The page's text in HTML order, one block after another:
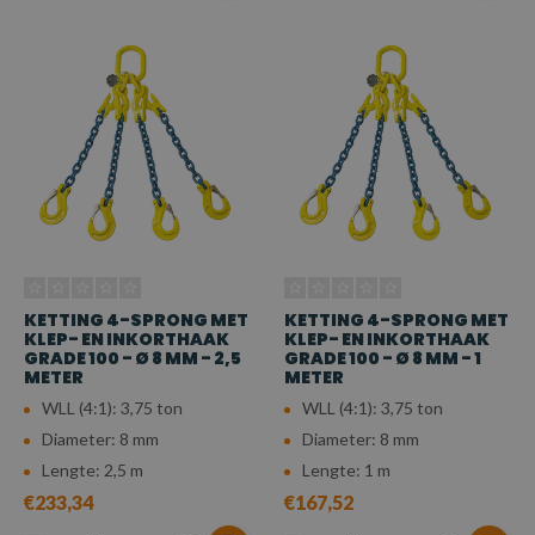
KETTING 4-SPRONG MET
KLEP- EN INKORTHAAK
GRADE 100 - Ø 8 MM - 2,5
METER
WLL (4:1): 3,75 ton
Diameter: 8 mm
Lengte: 2,5 m
€233,34
KETTING 4-SPRONG MET
KLEP- EN INKORTHAAK
GRADE 100 - Ø 8 MM - 1
METER
WLL (4:1): 3,75 ton
Diameter: 8 mm
Lengte: 1 m
€167,52